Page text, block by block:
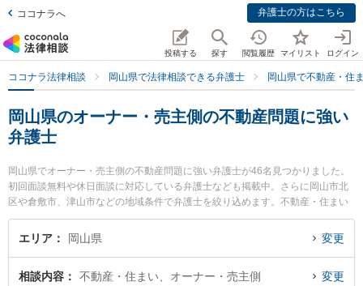
ココナラへ 弁護士の方はこちら
投稿する 探す 閲覧履歴 マイリスト ログイン
ココナラ法律相談 岡山県で法律相談できる弁護士 岡山県で不動産・住
岡山県のオーナー・売主側の不動産問題に強い
弁護士
岡山県でオーナー・売主側の不動産問題に強い弁護士が46名見つかりました。
初回面談無料や休日面談に対応している弁護士なども掲載中。さらに岡山市北
区や倉敷市、津山市などの地域条件で弁護士を絞り込めます。不動産・住まい
に関係する立ち退き交渉や家賃交渉、不動産契約解除等の細かな分野での絞り
込み検索もでき便利です。特にすずかけ法律事務所の片山 雄太弁護士やすずか
間に発生したオーナー・売主側の不動産問題のトラブルを今すぐに弁護士に相
エリア 岡山県 変更
相談内容 不動産・住まい、オーナー・売主側 変更